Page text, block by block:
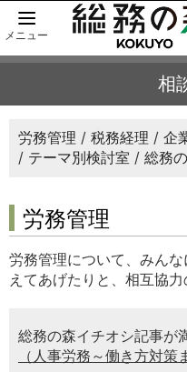
メニュー
相
労務管理 税務経理 企
テーマ別検討室
総務
労務管理
労務管理について、みん
えてあげたりと、相互協力
総務の森イチオシ記事が
（人事労務～働き方対策